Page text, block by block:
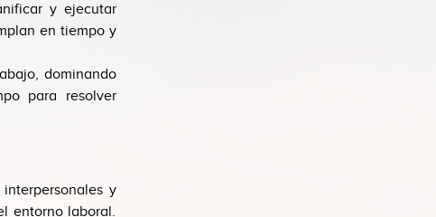
y ejecutar
en tiempo y
dominando
para resolver
y
entorno laboral.